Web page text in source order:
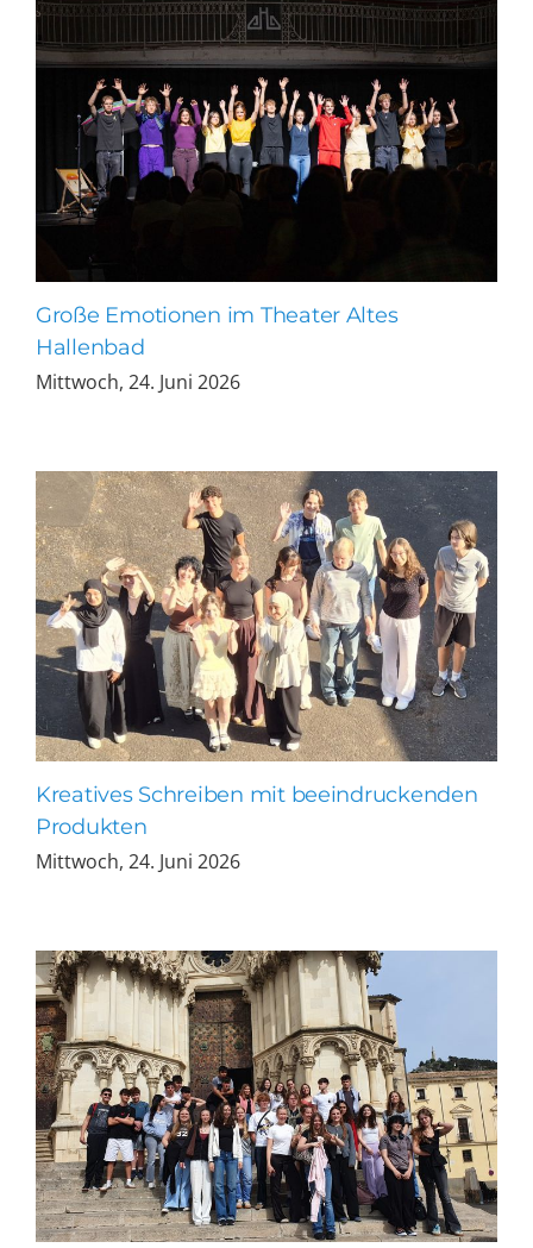
Große Emotionen im Theater Altes
Hallenbad
Mittwoch, 24. Juni 2026
Kreatives Schreiben mit beeindruckenden
Produkten
Mittwoch, 24. Juni 2026